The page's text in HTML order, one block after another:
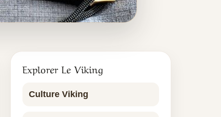
Explorer Le Viking
Culture Viking